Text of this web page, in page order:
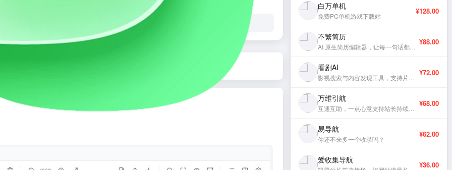
白万单机
免费PC单机游戏下载站
¥128.00
不繁简历 ¥88.00
看剧AI ¥72.00
万维引航 ¥68.00
易导航
你还不来多一个收录吗？
¥62.00
爱收集导航 ¥36.00